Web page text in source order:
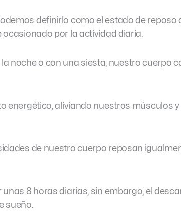
definirlo como el estado de reposo
ocasionado por la actividad diaria.
noche o con una siesta, nuestro cuerpo
energético, aliviando nuestros músculos
de nuestro cuerpo reposan
8 horas diarias, sin embargo, el
sueño.